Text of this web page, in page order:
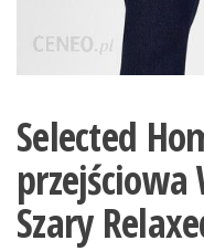
Selected
przejściowa
Szary